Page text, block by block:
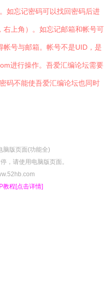
如忘记密码可以找回密码后进
上角）。如忘记邮箱和帐号可
号与邮箱。帐号不是UID，是
进行操作。吾爱汇编论坛需要
码不能使吾爱汇编论坛也同时
脑版页面(功能全)
，请使用电脑版页面。
教程[点击详情]